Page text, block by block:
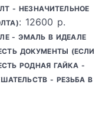
- НЕЗНАЧИТЕЛЬНОЕ
: 12600 р.
- ЭМАЛЬ В ИДЕАЛЕ
ДОКУМЕНТЫ (ЕСЛИ
РОДНАЯ ГАЙКА -
- РЕЗЬБА В